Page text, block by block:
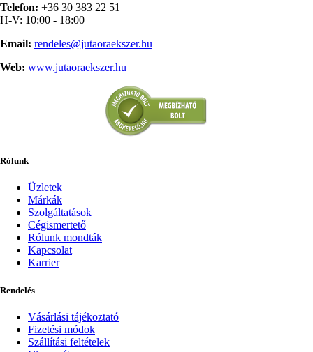
Telefon: +36 30 383 22 51
H-V: 10:00 - 18:00
Email: rendeles@jutaoraekszer.hu
Web: www.jutaoraekszer.hu
Rólunk
Üzletek
Márkák
Szolgáltatások
Cégismertető
Rólunk mondták
Kapcsolat
Karrier
Rendelés
Vásárlási tájékoztató
Fizetési módok
Szállítási feltételek